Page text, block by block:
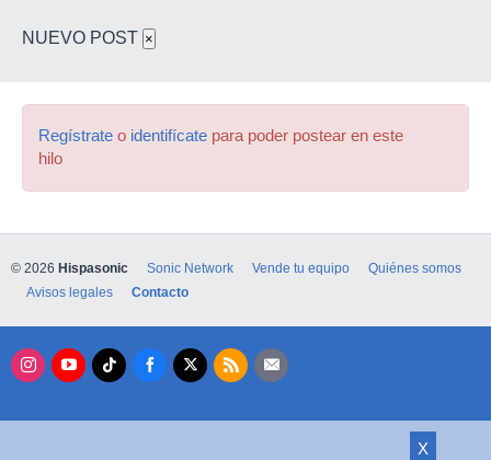
NUEVO POST ×
Regístrate o identifícate para poder postear en este
hilo
X
© 2026 Hispasonic Sonic Network Vende tu equipo
Quiénes somos
Avisos legales
Contacto